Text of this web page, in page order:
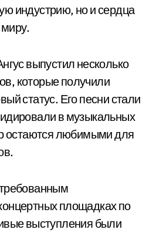
индустрию, но и сердца
выпустил несколько
которые получили
статус. Его песни стали
в музыкальных
остаются любимыми для
площадках по
выступления были